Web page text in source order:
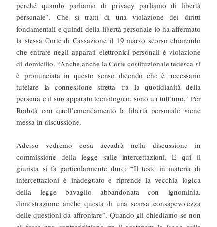
perché quando parliamo di privacy parliamo di libertà
personale”. Che si tratti di una violazione dei diritti
fondamentali e quindi della libertà personale lo ha affermato
la stessa Corte di Cassazione il 19 marzo scorso chiarendo
che entrare negli apparati elettronici personali è violazione
di domicilio. “Anche anche la Corte costituzionale tedesca si
è pronunciata in questo senso dicendo che è necessario
tutelare la connessione stretta tra la quotidianità della
persona e il suo apparato tecnologico: sono un tutt’uno.” Per
Rodotà con quell’emendamento la libertà personale viene
messa in discussione.
Adesso vedremo cosa accadrà nella discussione in
commissione della legge sulle intercettazioni. E qui il
giurista si fa particolarmente duro: “Il testo in materia di
intercettazioni è inadeguato e riprende la vecchia logica
della legge bavaglio abbandonata con ignominia,
dimostrazione anche questa di una scarsa consapevolezza
delle questioni da affrontare”. Quando gli chiediamo se non